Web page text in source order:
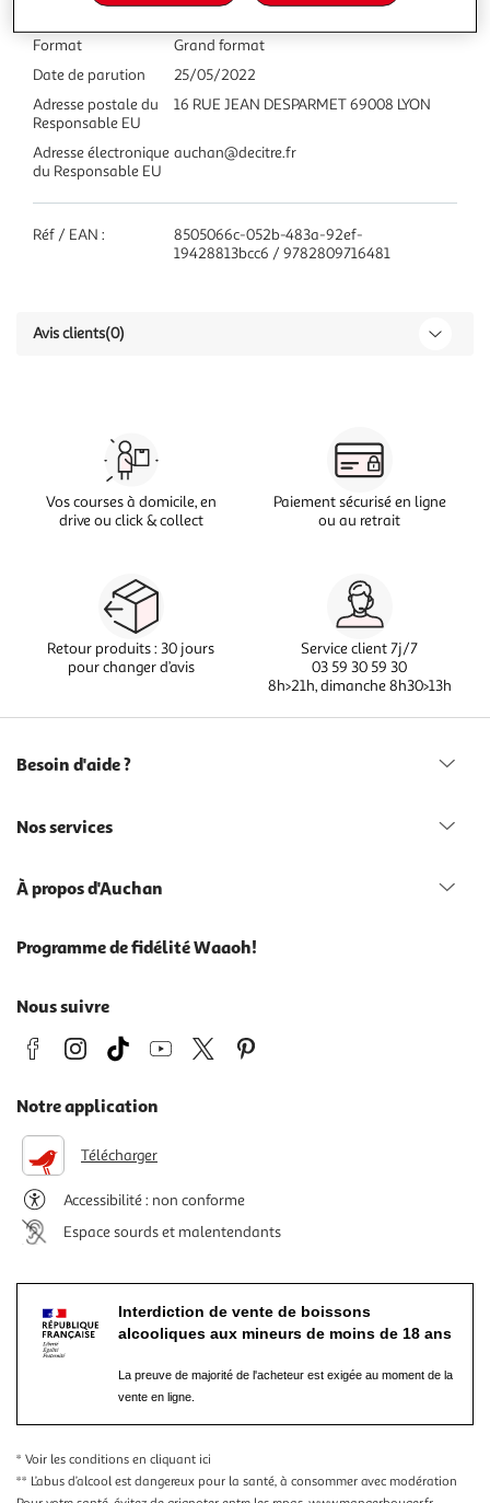
Format
Grand format
Date de parution
25/05/2022
Adresse postale du
Responsable EU
16 RUE JEAN DESPARMET 69008 LYON
Adresse électronique
du Responsable EU
auchan@decitre.fr
Réf / EAN :
8505066c-052b-483a-92ef-
19428813bcc6 / 9782809716481
Avis clients(0)
Vos courses à domicile, en
drive ou click & collect
Paiement sécurisé en ligne
ou au retrait
Retour produits : 30 jours
pour changer d’avis
Service client 7j/7
03 59 30 59 30
8h>21h, dimanche 8h30>13h
Besoin d'aide ?
Nos services
À propos d'Auchan
Programme de fidélité Waaoh!
Nous suivre
Notre application
Télécharger
Accessibilité : non conforme
Espace sourds et malentendants
Interdiction de vente de boissons
alcooliques aux mineurs de moins de 18 ans
La preuve de majorité de l'acheteur est exigée au moment de la
vente en ligne.
* Voir les conditions en cliquant ici
** L’abus d’alcool est dangereux pour la santé, à consommer avec modération